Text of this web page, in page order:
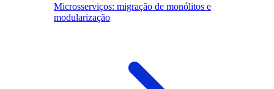
Microsserviços: migração de monólitos e
modularização